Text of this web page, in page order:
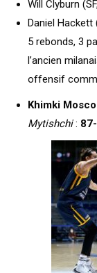
Will Clyburn
Daniel Hackett
5 rebonds, 3
l’ancien
offensif
Khimki
Mytishchi: